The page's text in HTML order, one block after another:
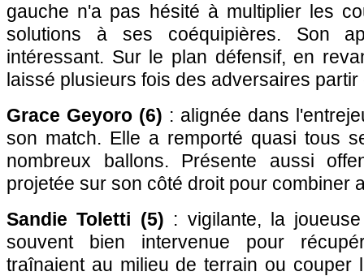
gauche n'a pas hésité à multiplier les
solutions à ses coéquipières. Son
intéressant. Sur le plan défensif, en
laissé plusieurs fois des adversaires
Grace Geyoro (6) : alignée dans
son match. Elle a remporté quasi tous
nombreux ballons. Présente aussi
projetée sur son côté droit pour combiner
Sandie Toletti (5) : vigilante, la
souvent bien intervenue pour
traînaient au milieu de terrain ou couper